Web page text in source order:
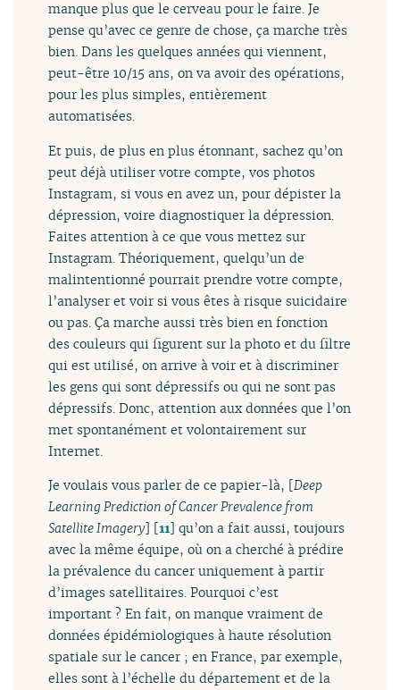
manque plus que le cerveau pour le faire. Je
pense qu’avec ce genre de chose, ça marche très
bien. Dans les quelques années qui viennent,
peut-être 10/15 ans, on va avoir des opérations,
pour les plus simples, entièrement
automatisées.
Et puis, de plus en plus étonnant, sachez qu’on
peut déjà utiliser votre compte, vos photos
Instagram, si vous en avez un, pour dépister la
dépression, voire diagnostiquer la dépression.
Faites attention à ce que vous mettez sur
Instagram. Théoriquement, quelqu’un de
malintentionné pourrait prendre votre compte,
l’analyser et voir si vous êtes à risque suicidaire
ou pas. Ça marche aussi très bien en fonction
des couleurs qui figurent sur la photo et du filtre
qui est utilisé, on arrive à voir et à discriminer
les gens qui sont dépressifs ou qui ne sont pas
dépressifs. Donc, attention aux données que l’on
met spontanément et volontairement sur
Internet.
Je voulais vous parler de ce papier-là, [Deep
Learning Prediction of Cancer Prevalence from
Satellite Imagery] [11] qu’on a fait aussi, toujours
avec la même équipe, où on a cherché à prédire
la prévalence du cancer uniquement à partir
d’images satellitaires. Pourquoi c’est
important ? En fait, on manque vraiment de
données épidémiologiques à haute résolution
spatiale sur le cancer ; en France, par exemple,
elles sont à l’échelle du département et de la